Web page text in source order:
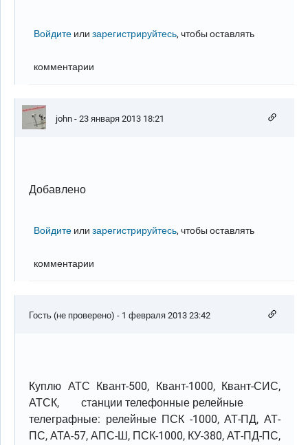
Войдите илизарегистрируйтесь, чтобы оставлять
комментарии
john - 23 января 2013 18:21
Добавлено
Войдите илизарегистрируйтесь, чтобы оставлять
комментарии
Гость (не проверено) - 1 февраля 2013 23:42
Куплю АТС Квант-500, Квант-1000, Квант-СИС,
АТСК, станции телефонные релейные
телеграфные: релейные ПСК -1000, АТ-ПД, АТ-
ПС, АТА-57, АПС-Ш, ПСК-1000, КУ-380, АТ-ПД-ПС,